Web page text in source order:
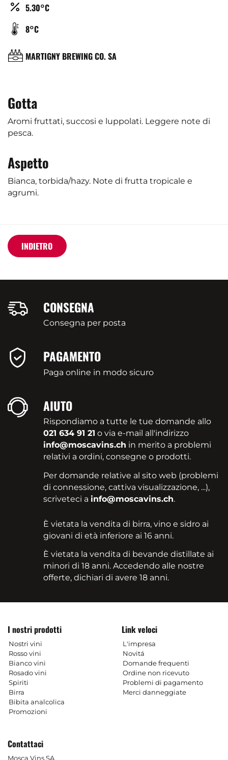
ALCOOL
5.30°C
TEMPÉRATURE
SERVICE
(°C)
8°C
BRASSERIE
MARTIGNY BREWING CO. SA
Gotta
Aromi fruttati, succosi e luppolati. Leggere note di
pesca.
Aspetto
Bianca, torbida/hazy. Note di frutta tropicale e
agrumi.
INDIETRO
CONSEGNA
Consegna per posta
PAGAMENTO
Paga online in modo sicuro
AIUTO
Rispondiamo a tutte le tue domande allo
021 634 91 21 o via e-mail all'indirizzo
info@moscavins.ch in merito a problemi
relativi a ordini, consegne o prodotti.
Per domande relative al sito web (problemi
di connessione, cattiva visualizzazione, ...),
scriveteci a info@moscavins.ch.
È vietata la vendita di birra, vino e sidro ai
giovani di età inferiore ai 16 anni.
È vietata la vendita di bevande distillate ai
minori di 18 anni. Accedendo alle nostre
offerte, dichiari di avere 18 anni.
I nostri prodotti
Nostri vini
Rosso vini
Bianco vini
Rosado vini
Spiriti
Birra
Bibita analcolica
Promozioni
Link veloci
L'impresa
Novitá
Domande frequenti
Ordine non ricevuto
Problemi di pagamento
Merci danneggiate
Contattaci
Mosca Vins SA